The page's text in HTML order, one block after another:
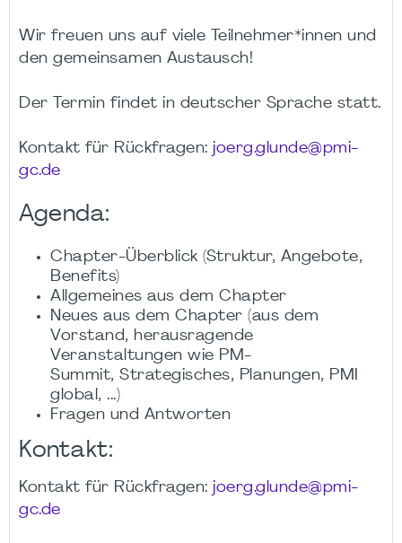
Wir freuen uns auf viele Teilnehmer*innen und
den gemeinsamen Austausch!
Der Termin findet in deutscher Sprache statt.
Kontakt für Rückfragen: joerg.glunde@pmi-
gc.de
Agenda:
Chapter-Überblick (Struktur, Angebote,
Benefits)
Allgemeines aus dem Chapter
Neues aus dem Chapter (aus dem
Vorstand, herausragende
Veranstaltungen wie PM-
Summit, Strategisches, Planungen, PMI
global, ...)
Fragen und Antworten
Kontakt:
Kontakt für Rückfragen: joerg.glunde@pmi-
gc.de